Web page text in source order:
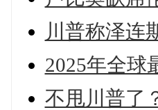
川普称泽连
2025年全球
不甩川普了